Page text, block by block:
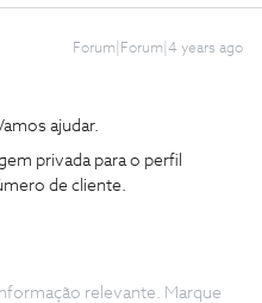
Forum|Forum|4 years ago
ajudar.
privada para o perfil
de cliente.
relevante. Marque